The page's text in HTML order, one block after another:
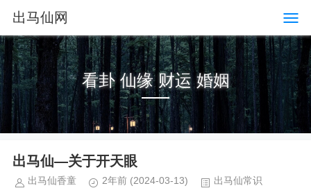
出马仙网
看卦 仙缘 财运 婚姻
出马仙—关于开天眼
出马仙香童 2年前 (2024-03-13) 出马仙常识